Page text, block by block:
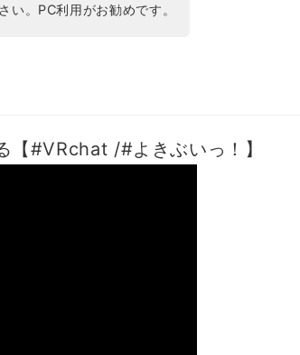
い。PC利用がお勧めです。
【#VRchat /#よきぶいっ！】